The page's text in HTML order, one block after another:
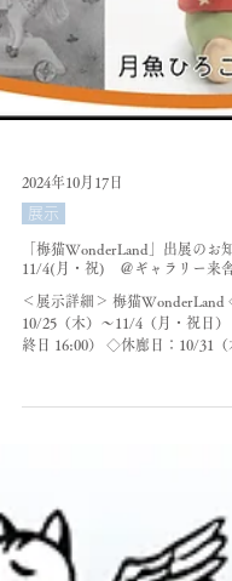
2024年10月17日